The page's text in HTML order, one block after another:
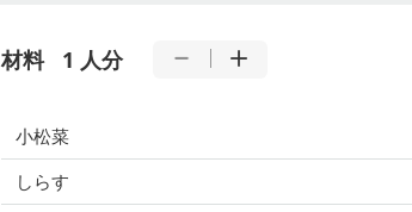
材料 1 人分
小松菜
しらす